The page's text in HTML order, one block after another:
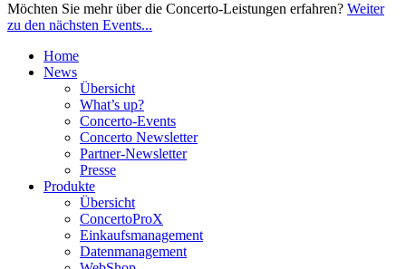
Möchten Sie mehr über die Concerto-Leistungen erfahren? Weiter
zu den nächsten Events...
Home
News
Übersicht
What’s up?
Concerto-Events
Concerto Newsletter
Partner-Newsletter
Presse
Produkte
Übersicht
ConcertoProX
Einkaufsmanagement
Datenmanagement